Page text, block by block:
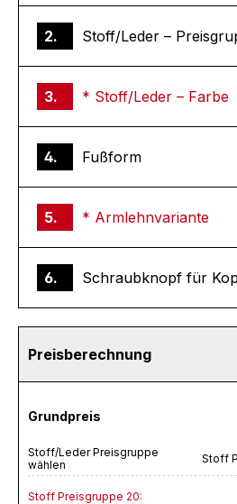
2. Stoff/Leder –
3. * Stoff/Leder – Farbe
4. Fußform
5. * Armlehnvariante
6. Schraubknopf für
Preisberechnung
Grundpreis
Stoff/Leder Preisgruppe
wählen
Stoff
Stoff Preisgruppe 20: